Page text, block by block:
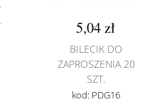
5,04 zł
BILECIK DO
ZAPROSZENIA 20
SZT.
kod: PDG16